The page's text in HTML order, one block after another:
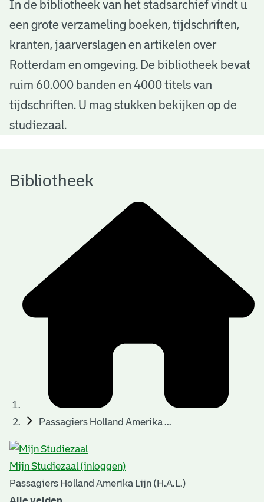
B
b
o
h
In de bibliotheek van het stadsarchief vindt u
een grote verzameling boeken, tijdschriften,
kranten, jaarverslagen en artikelen over
Rotterdam en omgeving. De bibliotheek bevat
ruim 60.000 banden en 4000 titels van
tijdschriften. U mag stukken bekijken op de
studiezaal.
Bibliotheek
Passagiers Holland Amerika ...
Mijn Studiezaal (inloggen)
Passagiers Holland Amerika Lijn (H.A.L.)